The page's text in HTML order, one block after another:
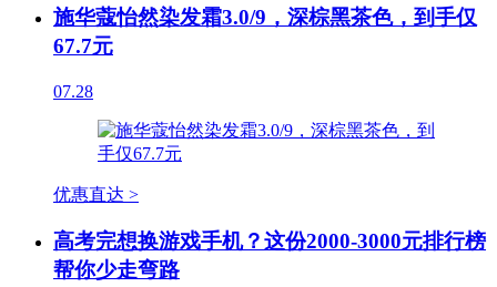
施华蔻怡然染发霜3.0/9，深棕黑茶色，到手仅
67.7元
07.28
优惠直达 >
高考完想换游戏手机？这份2000-3000元排行榜
帮你少走弯路